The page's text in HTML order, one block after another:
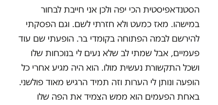
הסטנדאפיסטית הכי יפה ולכן אני חייבת לבחור
במישהו. מאז כמעט ולא חזרתי לשם. וגם הפסקתי
להירשם לבמה הפתוחה בקומדי בר. הופעתי שם עוד
פעמיים, אבל שמתי לב שלא נעים לי בנוכחות שלו
ושכל התקשורת נעשית מולו. הוא היה מגיע אחרי כל
הופעה ונותן לי הערות וזה תמיד הרגיש מאוד פולשני.
באחת הפעמים הוא ממש הצמיד את הפה שלו